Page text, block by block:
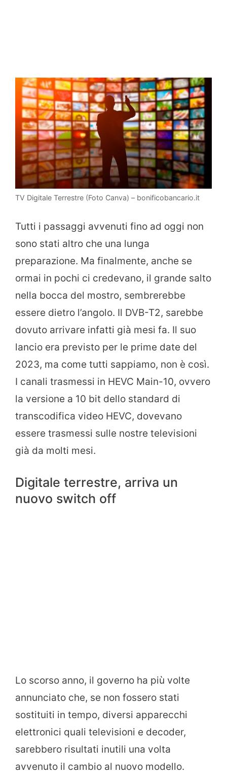
TV Digitale Terrestre (Foto Canva) – bonificobancario.it
Tutti i passaggi avvenuti fino ad oggi non
sono stati altro che una lunga
preparazione. Ma finalmente, anche se
ormai in pochi ci credevano, il grande salto
nella bocca del mostro, sembrerebbe
essere dietro l’angolo. Il DVB-T2, sarebbe
dovuto arrivare infatti già mesi fa. Il suo
lancio era previsto per le prime date del
2023, ma come tutti sappiamo, non è così.
I canali trasmessi in HEVC Main-10, ovvero
la versione a 10 bit dello standard di
transcodifica video HEVC, dovevano
essere trasmessi sulle nostre televisioni
già da molti mesi.
Digitale terrestre, arriva un
nuovo switch off
Lo scorso anno, il governo ha più volte
annunciato che, se non fossero stati
sostituiti in tempo, diversi apparecchi
elettronici quali televisioni e decoder,
sarebbero risultati inutili una volta
avvenuto il cambio al nuovo modello.